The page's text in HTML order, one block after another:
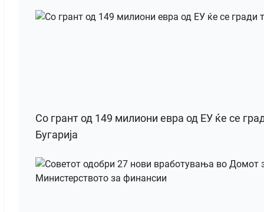
Со грант од 149 милиони евра од ЕУ ќе се
Бугарија